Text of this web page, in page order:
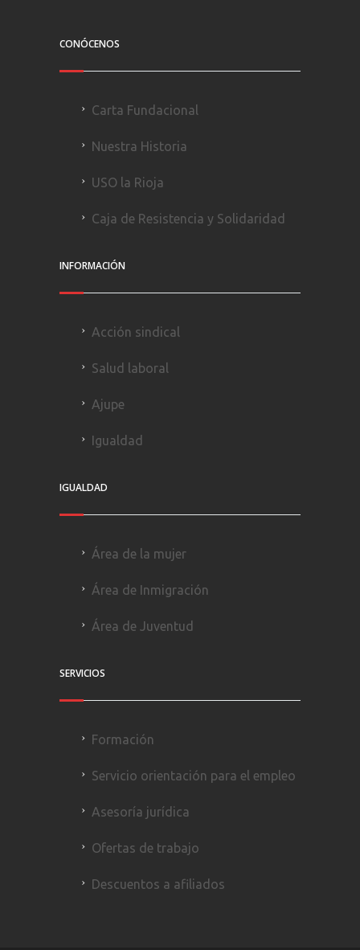
CONÓCENOS
Carta Fundacional
Nuestra Historia
USO la Rioja
Caja de Resistencia y Solidaridad
INFORMACIÓN
Acción sindical
Salud laboral
Ajupe
Igualdad
IGUALDAD
Área de la mujer
Área de Inmigración
Área de Juventud
SERVICIOS
Formación
Servicio orientación para el empleo
Asesoría jurídica
Ofertas de trabajo
Descuentos a afiliados